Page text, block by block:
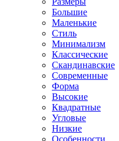
Большие
Маленькие
Стиль
Минимализм
Классические
Скандинавские
Современные
Форма
Высокие
Квадратные
Угловые
Низкие
Особенности